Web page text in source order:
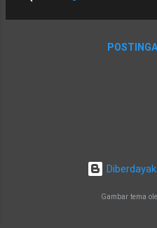
calon
yang lebih
berbagai
dan para
Gambar tema